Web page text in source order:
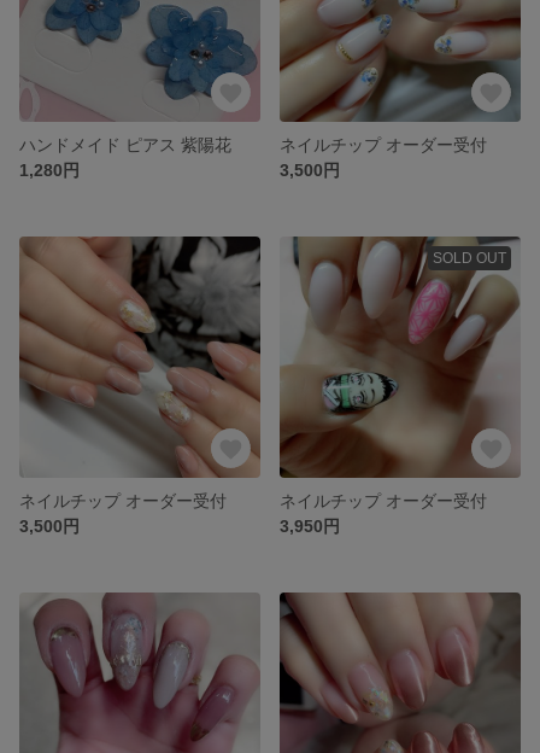
ハンドメイド ピアス 紫陽花
1,280円
ネイルチップ オーダー受付
3,500円
ネイルチップ オーダー受付
3,500円
SOLD OUT
ネイルチップ オーダー受付
3,950円